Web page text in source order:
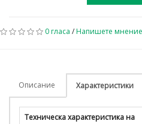
0 гласа /Напишете мнение
Описание Характеристики
Техническа характеристика на